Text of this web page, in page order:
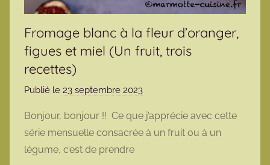
Fromage blanc à la fleur d’oranger,
figues et miel (Un fruit, trois
recettes)
Publié le 23 septembre 2023
r
m
Bonjour, bonjour !! Ce que j’apprécie avec cette
série mensuelle consacrée à un fruit ou à un
légume, c’est de prendre